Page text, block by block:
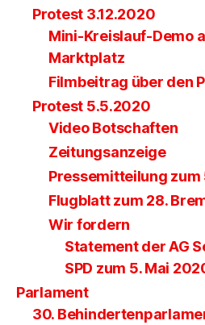
Protest 3.12.2020
Mini-Kreislauf-Demo
Marktplatz
Filmbeitrag über den
Protest 5.5.2020
Video Botschaften
Zeitungsanzeige
Pressemitteilung zum
Flugblatt zum 28.
Wir fordern
Statement der AG
SPD zum 5. Mai
Parlament
30.